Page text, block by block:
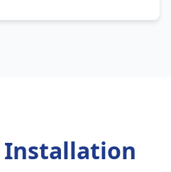
Installation